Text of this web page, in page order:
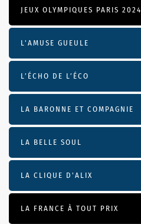
JEUX OLYMPIQUES PARIS 2024
L'AMUSE GUEULE
L’ÉCHO DE L’ÉCO
LA BARONNE ET COMPAGNIE
LA BELLE SOUL
LA CLIQUE D'ALIX
LA FRANCE À TOUT PRIX